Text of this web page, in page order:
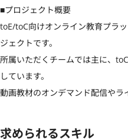
■プロジェクト概要
toE/toC向けオンライン教育プラ
ジェクトです。
所属いただくチームでは主に、
しています。
動画教材のオンデマンド配信やラ
求められるスキル